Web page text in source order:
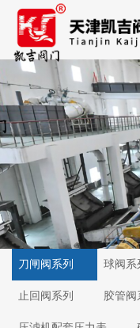
刀闸阀系列 球阀系
止回阀系列 胶管阀